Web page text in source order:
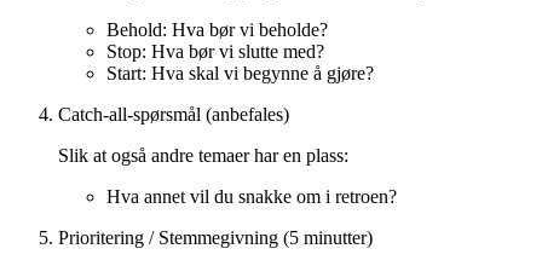
Behold: Hva bør vi beholde?
Stop: Hva bør vi slutte med?
Start: Hva skal vi begynne å gjøre?
Catch-all-spørsmål (anbefales)
Slik at også andre temaer har en plass:
Hva annet vil du snakke om i retroen?
Prioritering / Stemmegivning (5 minutter)